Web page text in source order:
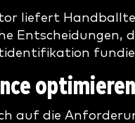
liefert
Entscheidungen,
optimieren
auf die